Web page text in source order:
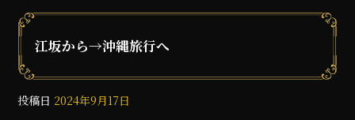
江坂から→沖縄旅行へ
投稿日 2024年9月17日